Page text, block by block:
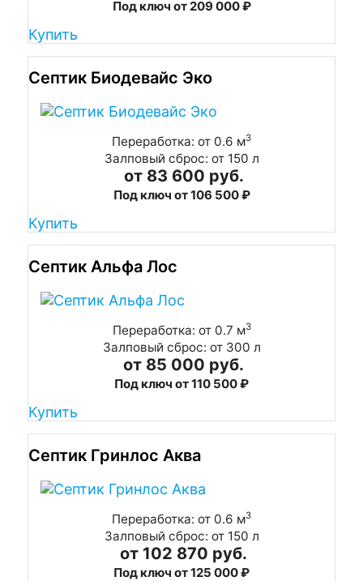
Под ключ от 209 000 ₽
Купить
Септик Биодевайс Эко
Переработка: от 0.6 м3
Залповый сброс: от 150 л
от 83 600 руб.
Под ключ от 106 500 ₽
Купить
Септик Альфа Лос
Переработка: от 0.7 м3
Залповый сброс: от 300 л
от 85 000 руб.
Под ключ от 110 500 ₽
Купить
Септик Гринлос Аква
Переработка: от 0.6 м3
Залповый сброс: от 150 л
от 102 870 руб.
Под ключ от 125 000 ₽